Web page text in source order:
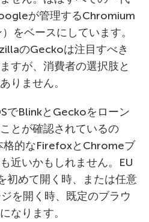
が管理するChromium
をベースにしています。
のGeckoは注目すべき
すが、消費者の選択肢と
りません。
でBlinkとGeckoをローン
とが確認されているの
格的なFirefoxとChromeブ
近いかもしれません。EU
初めて開く時、または任意
を開く時、既定のブラウ
なります。